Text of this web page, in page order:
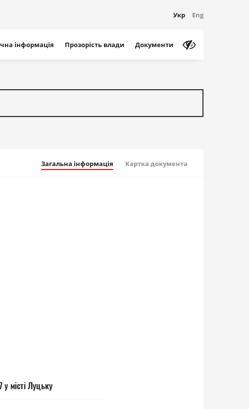
Укр Eng
інформація Прозорість влади Документи
Загальна інформація Картка документа
місті Луцьку